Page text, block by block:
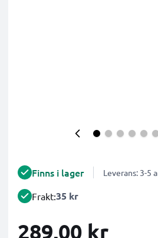
Finns i lager Leverans: 3-5
Frakt:35 kr
289,00 kr